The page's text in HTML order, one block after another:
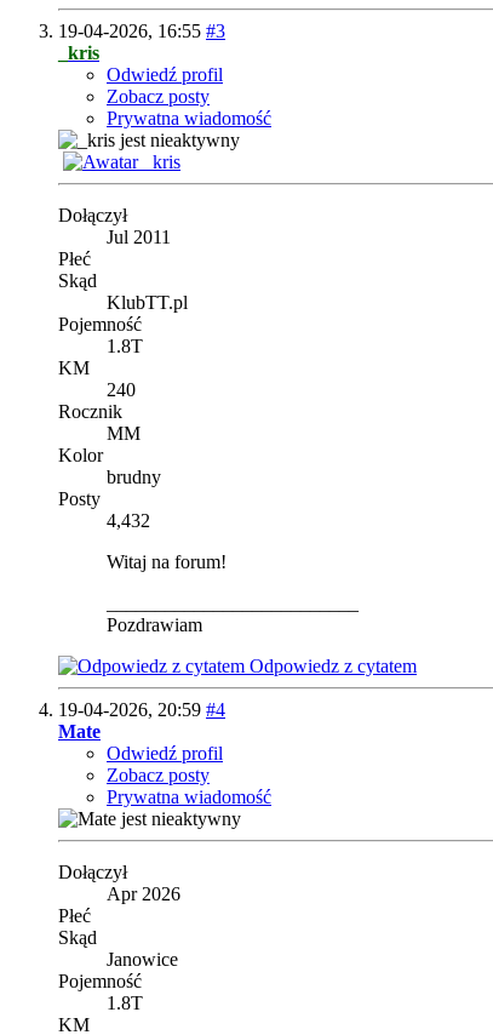
19-04-2026, 16:55 #3
_kris
Odwiedź profil
Zobacz posty
Prywatna wiadomość
Dołączył
Jul 2011
Płeć
Skąd
KlubTT.pl
Pojemność
1.8T
KM
240
Rocznik
MM
Kolor
brudny
Posty
4,432
Witaj na forum!
Pozdrawiam
Odpowiedz z cytatem
19-04-2026, 20:59 #4
Mate
Odwiedź profil
Zobacz posty
Prywatna wiadomość
Dołączył
Apr 2026
Płeć
Skąd
Janowice
Pojemność
1.8T
KM